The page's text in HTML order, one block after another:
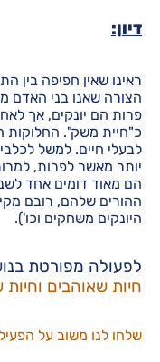
דיון:
ראינו שאין חפיפה בין
הצורה שאנו בני האדם
פרות הם יונקים, אך
כ"חיית משק". החלוקות
לבעלי חיים. למשל
יותר מאשר לפרות,
הם מאוד דומים אחד
ההורים שלהם, רובם
היונקים משחקים וכו').
לפעולה מפורטת
חיות שאוהבים
שלחו לנו משוב על